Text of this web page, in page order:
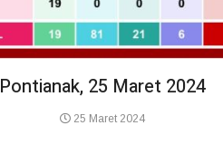
Pontianak, 25 Maret 2024
25 Maret 2024